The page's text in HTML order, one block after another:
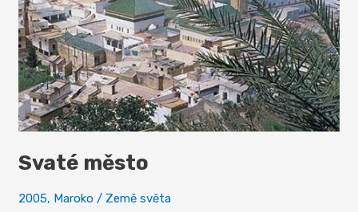
Svaté město
2005, Maroko / Země světa